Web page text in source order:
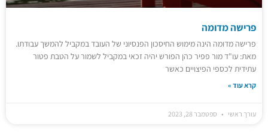
פרישה מדומה
פרישה מדומה הינה מימוש החיסכון הפנסיוני של העובד במקביל להמשך עבודתו.
מאת: עו"ד מור פפיר כהן הפורש יהיה זכאי במקביל לשמור על הטבת פטור
עתידית לכספי הפיצויים כאשר
קרא עוד »
עורך ראשי ספטמבר 28, 2023